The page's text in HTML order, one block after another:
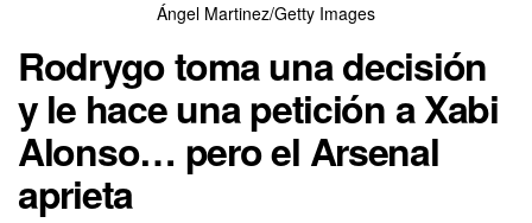
Ángel Martinez/Getty Images
Rodrygo toma una decisión
y le hace una petición a Xabi
Alonso… pero el Arsenal
aprieta